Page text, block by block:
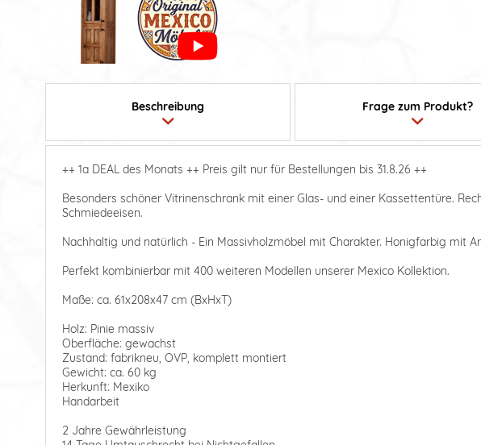
Beschreibung Frage zum Produkt?
++ 1a DEAL des Monats ++ Preis gilt nur für Bestellungen bis 31.8.26 ++
Besonders schöner Vitrinenschrank mit einer Glas- und einer Kassettentüre.
Schmiedeeisen.
Nachhaltig und natürlich - Ein Massivholzmöbel mit Charakter. Honigfarbig mit
Perfekt kombinierbar mit 400 weiteren Modellen unserer Mexico Kollektion.
Maße: ca. 61x208x47 cm (BxHxT)
Holz: Pinie massiv
Oberfläche: gewachst
Zustand: fabrikneu, OVP, komplett montiert
Gewicht: ca. 60 kg
Herkunft: Mexiko
Handarbeit
2 Jahre Gewährleistung